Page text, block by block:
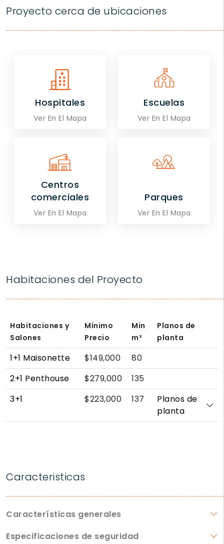
Proyecto cerca de ubicaciones
Hospitales
Ver En El Mapa
Escuelas
Ver En El Mapa
Centros
comerciales
Ver En El Mapa
Parques
Ver En El Mapa
Habitaciones del Proyecto
Habitaciones y
Salones
Mínimo
Precio
Min
m²
Planos de
planta
1+1 Maisonette $149,000
80
2+1 Penthouse
$279,000
135
3+1
$223,000 137
Planos de
planta
Caracteristicas
Características generales
Especificaciones de seguridad